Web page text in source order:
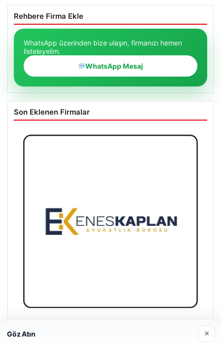
Rehbere Firma Ekle
WhatsApp üzerinden bize ulaşın, firmanızı hemen
listeleyelim.
WhatsApp Mesaj
Son Eklenen Firmalar
Enes Kaplan Avukatlık Bürosu
Göz Atın ×